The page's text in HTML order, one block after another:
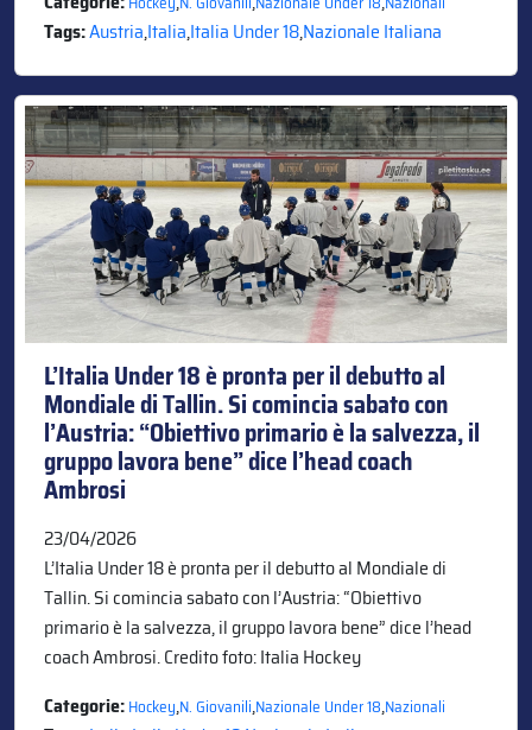
Tags:Austria,Italia,Italia Under 18,Nazionale Italiana
L’Italia Under 18 è pronta per il debutto al
Mondiale di Tallin. Si comincia sabato con
l’Austria: “Obiettivo primario è la salvezza, il
gruppo lavora bene” dice l’head coach
Ambrosi
23/04/2026
L’Italia Under 18 è pronta per il debutto al Mondiale di
Tallin. Si comincia sabato con l’Austria: “Obiettivo
primario è la salvezza, il gruppo lavora bene” dice l’head
coach Ambrosi. Credito foto: Italia Hockey
Categorie:Hockey,N. Giovanili,Nazionale Under 18,Nazionali